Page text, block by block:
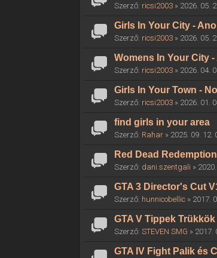
Szerző: ricsi2003 » 2026. 05.
Girls In Your City -
Szerző: ricsi2003 » 2026. 05.
Womens In Your City
Szerző: ricsi2003 » 2026. 04.
Girls In Your Town -
Szerző: ricsi2003 » 2026. 01.
find girls in your area
Szerző: Rahar » 2025. 09. 12.
Red Dead
Szerző: dani.szentgali »
GTA 3 Director's Cut
Szerző: hunnicobellic » 2017.
GTA V Tippek Trükkök
Szerző:STEVEN SMG » 2017.
GTA IV Fight Palik és